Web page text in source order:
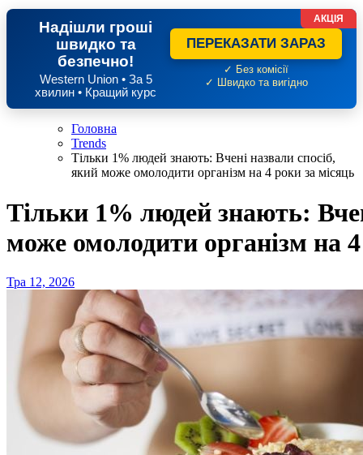
Надішли гроші
швидко та
безпечно!
Western Union • За 5
хвилин • Кращий курс
ПЕРЕКАЗАТИ ЗАРАЗ
✓ Без комісії
✓ Швидко та вигідно
АКЦІЯ
Головна
Trends
Тільки 1% людей знають: Вчені назвали спосіб,
який може омолодити організм на 4 роки за місяць
Тільки 1% людей знають:
може омолодити організм на
Тра 12, 2026